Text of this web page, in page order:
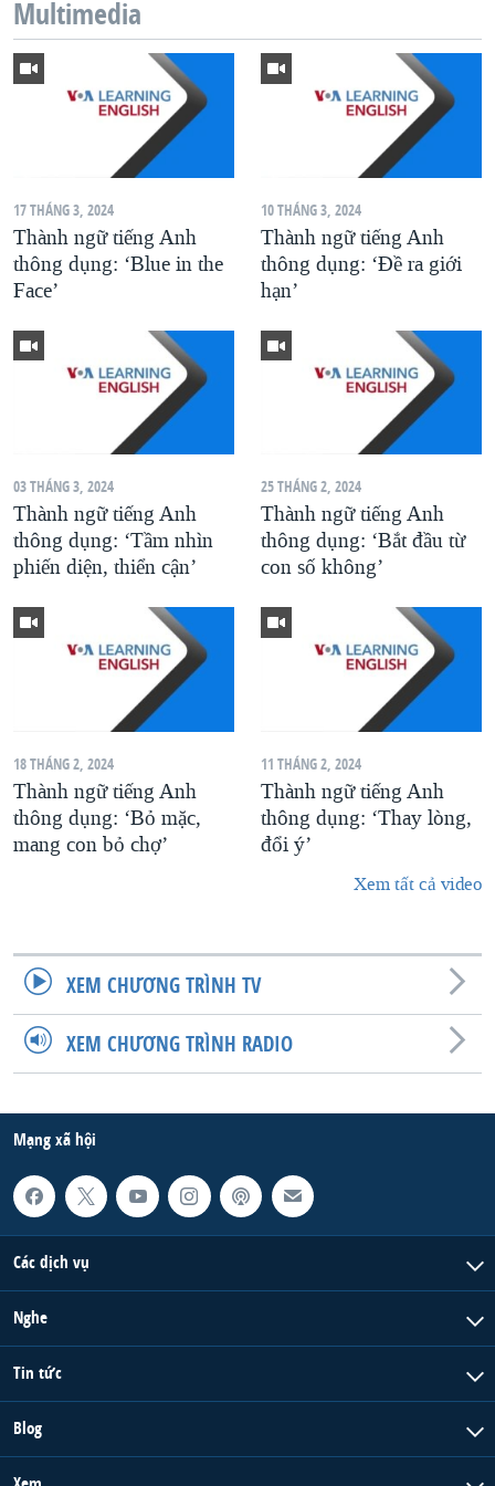
QUAN HỆ VIỆT MỸ
Multimedia
17 THÁNG 3, 2024
Thành ngữ tiếng Anh
thông dụng: ‘Blue in the
Face’
10 THÁNG 3, 2024
Thành ngữ tiếng Anh
thông dụng: ‘Đề ra giới
hạn’
03 THÁNG 3, 2024
Thành ngữ tiếng Anh
thông dụng: ‘Tầm nhìn
phiến diện, thiển cận’
25 THÁNG 2, 2024
Thành ngữ tiếng Anh
thông dụng: ‘Bắt đầu từ
con số không’
18 THÁNG 2, 2024
Thành ngữ tiếng Anh
thông dụng: ‘Bỏ mặc,
mang con bỏ chợ’
11 THÁNG 2, 2024
Thành ngữ tiếng Anh
thông dụng: ‘Thay lòng,
đổi ý’
Xem tất cả video
XEM CHƯƠNG TRÌNH TV
XEM CHƯƠNG TRÌNH RADIO
Mạng xã hội
Các dịch vụ
Nghe
Tin tức
Blog